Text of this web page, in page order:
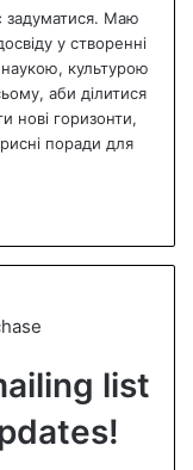
задуматися. Маю
у створенні
наукою, культурою
аби ділитися
нові горизонти,
поради для
list